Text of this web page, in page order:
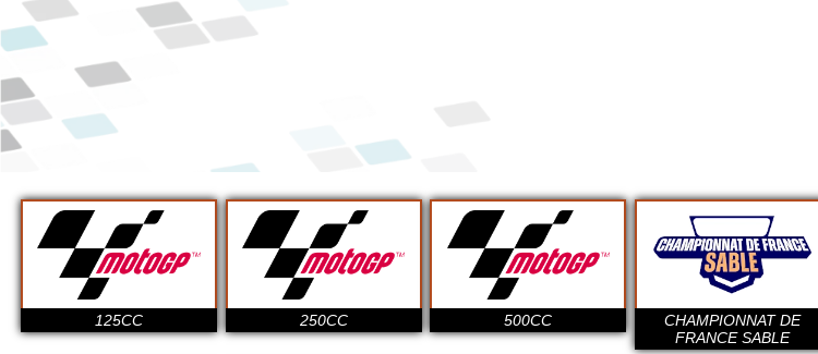
125CC 250CC 500CC
CHAMPIONNAT DE
FRANCE SABLE